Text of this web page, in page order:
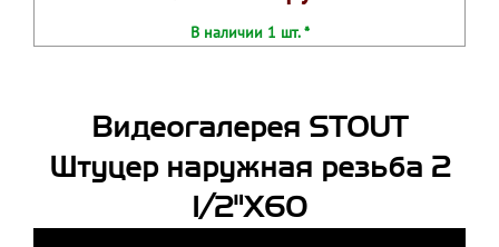
В наличии 1 шт. *
Видеогалерея STOUT
Штуцер наружная резьба 2
1/2"X60